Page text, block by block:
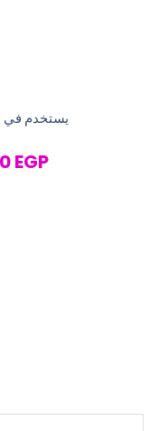
يستخدم في
EGPCurrent